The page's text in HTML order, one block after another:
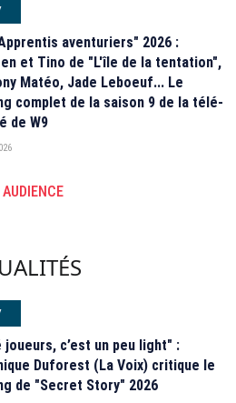
aventuriers" 2026 :
et Tino de "L'île de la tentation",
Matéo, Jade Leboeuf... Le
complet de la saison 9 de la télé-
de W9
AUDIENCE
joueurs, c’est un peu light" :
Duforest (La Voix) critique le
de "Secret Story" 2026